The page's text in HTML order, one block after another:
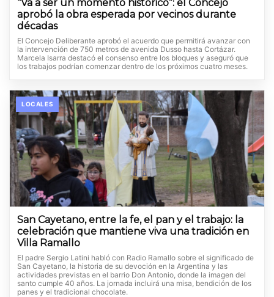
“Va a ser un momento histórico”: el Concejo
aprobó la obra esperada por vecinos durante
décadas
El Concejo Deliberante aprobó el acuerdo que permitirá avanzar con
la intervención de 750 metros de avenida Dusso hasta Cortázar.
Marcela Isarra destacó el consenso entre los bloques y aseguró que
los trabajos podrían comenzar dentro de los próximos cuatro meses.
LOCALES
San Cayetano, entre la fe, el pan y el trabajo: la
celebración que mantiene viva una tradición en
Villa Ramallo
El padre Sergio Latini habló con Radio Ramallo sobre el significado de
San Cayetano, la historia de su devoción en la Argentina y las
actividades previstas en el barrio Don Antonio, donde la imagen del
santo cumple 40 años. La jornada incluirá una misa, bendición de los
panes y el tradicional chocolate.